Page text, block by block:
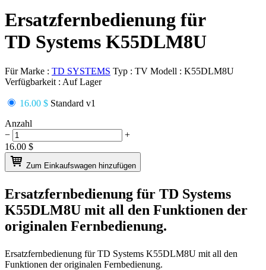
Ersatzfernbedienung für
TD Systems K55DLM8U
Für Marke : TD SYSTEMS Typ : TV Modell : K55DLM8U
Verfügbarkeit : Auf Lager
16.00 $ Standard v1
Anzahl
−
+
16.00 $
Zum Einkaufswagen hinzufügen
Ersatzfernbedienung für TD Systems
K55DLM8U mit all den Funktionen der
originalen Fernbedienung.
Ersatzfernbedienung fürTD Systems K55DLM8U mit all den
Funktionen der originalen Fernbedienung.